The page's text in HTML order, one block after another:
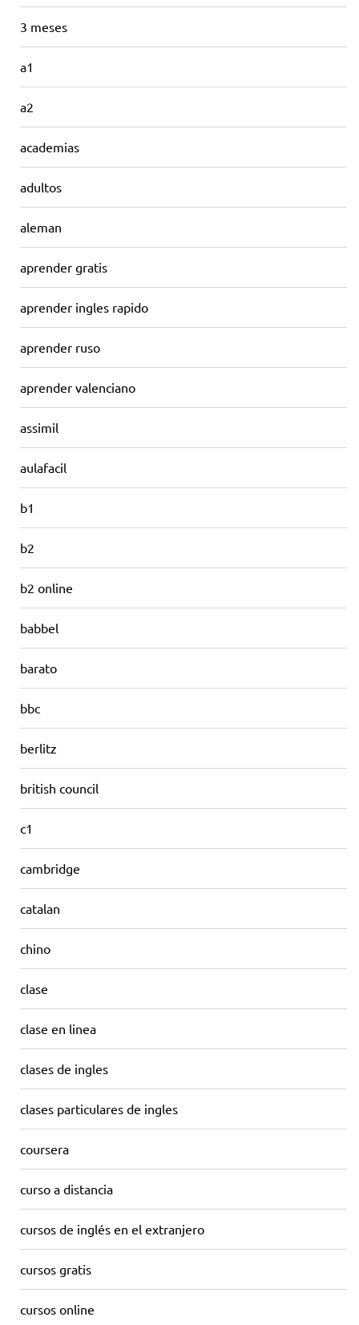
3 meses
a1
a2
academias
adultos
aleman
aprender gratis
aprender ingles rapido
aprender ruso
aprender valenciano
assimil
aulafacil
b1
b2
b2 online
babbel
barato
bbc
berlitz
british council
c1
cambridge
catalan
chino
clase
clase en linea
clases de ingles
clases particulares de ingles
coursera
curso a distancia
cursos de inglés en el extranjero
cursos gratis
cursos online